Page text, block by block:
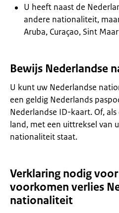
U heeft naast de
andere nationaliteit,
Aruba, Curaçao, Sint
Bewijs Nederlandse
U kunt uw Nederlandse
een geldig Nederlands
Nederlandse ID-kaart. Of,
land, met een uittreksel van
nationaliteit staat.
Verklaring nodig
voorkomen verlies
nationaliteit